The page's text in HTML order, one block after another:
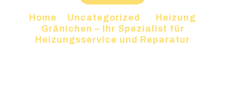
Home Uncategorized
Heizung
Gränichen – Ihr Spezialist für
Heizungsservice und Reparatur